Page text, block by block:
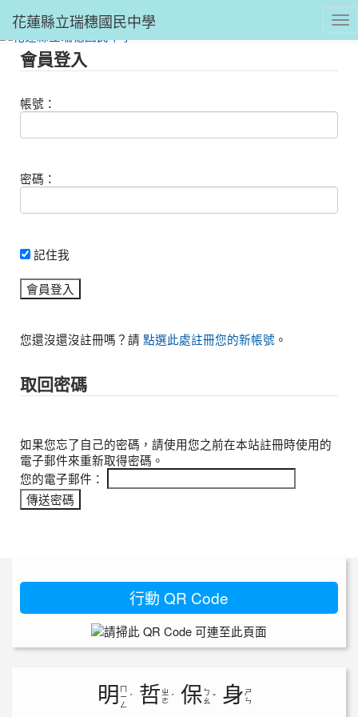
花蓮縣立瑞穗國民中學
會員登入
帳號：
密碼：
記住我
您還沒還沒註冊嗎？請 點選此處註冊您的新帳號 。
取回密碼
如果您忘了自己的密碼，請使用您之前在本站註冊時使用的
電子郵件來重新取得密碼。
您的電子郵件：
行動 QR Code
明 ㄇ
ㄧ
ㄥ
ˊ 哲 ㄓ
ㄜ ˊ 保 ㄅ
ㄠ ˇ 身 ㄕ
ㄣ